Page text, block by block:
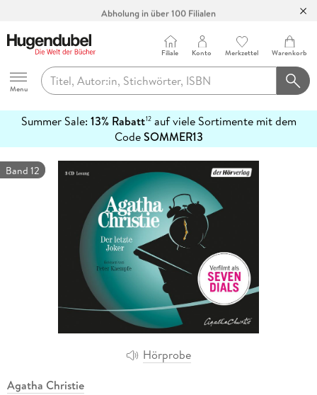
Abholung in über 100 Filialen
Hugendubel
Menu
Filiale Konto Merkzettel Warenkorb
Summer Sale: 13% Rabatt12auf viele Sortimente mit dem
CodeSOMMER13
erfahren
Hörprobe
Band 12
Agatha Christie